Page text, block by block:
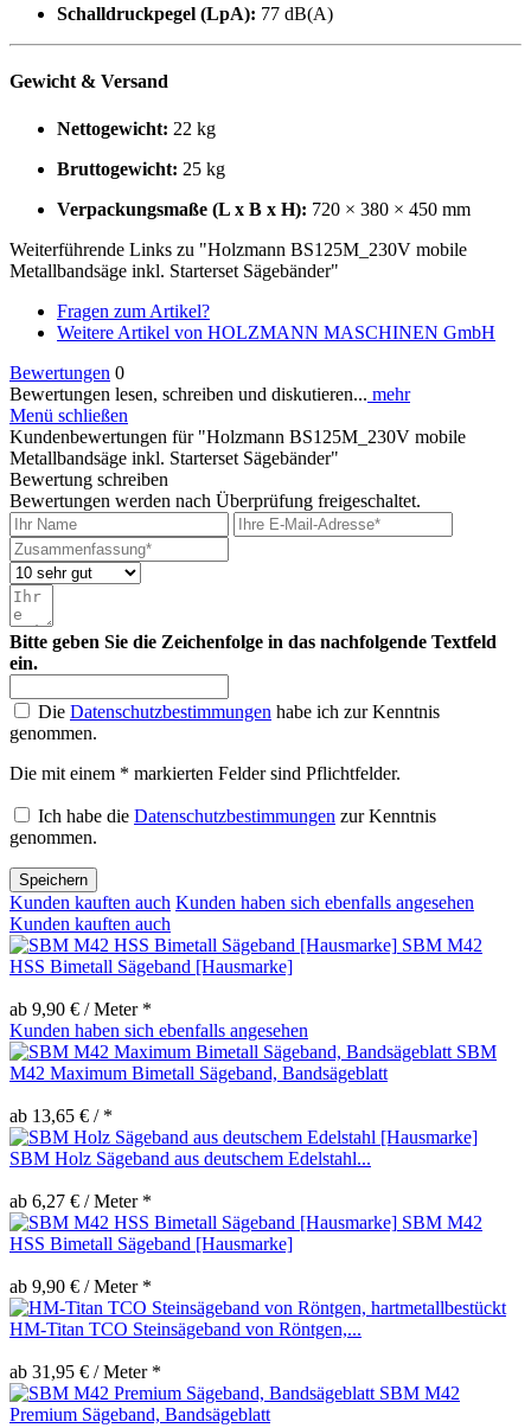
Schalldruckpegel (LpA): 77 dB(A)
Gewicht & Versand
Nettogewicht: 22 kg
Bruttogewicht: 25 kg
Verpackungsmaße (L x B x H): 720 × 380 × 450 mm
Weiterführende Links zu "Holzmann BS125M_230V mobile
Metallbandsäge inkl. Starterset Sägebänder"
Fragen zum Artikel?
Weitere Artikel von HOLZMANN MASCHINEN GmbH
Bewertungen 0
Bewertungen lesen, schreiben und diskutieren... mehr
Menü schließen
Kundenbewertungen für "Holzmann BS125M_230V mobile
Metallbandsäge inkl. Starterset Sägebänder"
Bewertung schreiben
Bewertungen werden nach Überprüfung freigeschaltet.
Bitte geben Sie die Zeichenfolge in das nachfolgende Textfeld
ein.
Die Datenschutzbestimmungen habe ich zur Kenntnis
genommen.
Die mit einem * markierten Felder sind Pflichtfelder.
Ich habe die Datenschutzbestimmungen zur Kenntnis
genommen.
Speichern
Kunden kauften auch Kunden haben sich ebenfalls angesehen
Kunden kauften auch
SBM M42
HSS Bimetall Sägeband [Hausmarke]
ab 9,90 € / Meter *
Kunden haben sich ebenfalls angesehen
SBM
M42 Maximum Bimetall Sägeband, Bandsägeblatt
ab 13,65 € / *
SBM Holz Sägeband aus deutschem Edelstahl...
ab 6,27 € / Meter *
SBM M42
HSS Bimetall Sägeband [Hausmarke]
ab 9,90 € / Meter *
HM-Titan TCO Steinsägeband von Röntgen,...
ab 31,95 € / Meter *
SBM M42
Premium Sägeband, Bandsägeblatt